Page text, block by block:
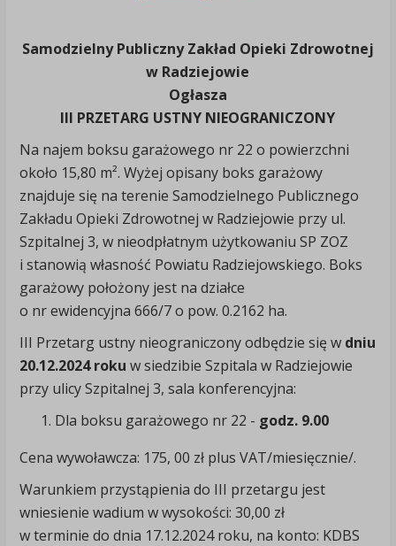
Samodzielny Publiczny Zakład Opieki Zdrowotnej
w Radziejowie
Ogłasza
III PRZETARG USTNY NIEOGRANICZONY
Na najem boksu garażowego nr 22 o powierzchni
około 15,80 m². Wyżej opisany boks garażowy
znajduje się na terenie Samodzielnego Publicznego
Zakładu Opieki Zdrowotnej w Radziejowie przy ul.
Szpitalnej 3, w nieodpłatnym użytkowaniu SP ZOZ
i stanowią własność Powiatu Radziejowskiego. Boks
garażowy położony jest na działce
o nr ewidencyjna 666/7 o pow. 0.2162 ha.
III Przetarg ustny nieograniczony odbędzie się w dniu
20.12.2024 roku w siedzibie Szpitala w Radziejowie
przy ulicy Szpitalnej 3, sala konferencyjna:
Dla boksu garażowego nr 22 - godz. 9.00
Cena wywoławcza: 175, 00 zł plus VAT/miesięcznie/.
Warunkiem przystąpienia do III przetargu jest
wniesienie wadium w wysokości: 30,00 zł
w terminie do dnia 17.12.2024 roku, na konto: KDBS